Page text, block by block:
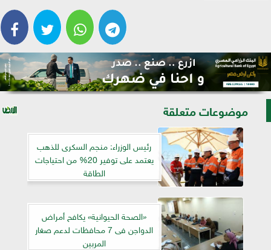
موضوعات متعلقة
رئيس الوزراء: منجم السكرى للذهب
يعتمد على توفير 20% من احتياجات
الطاقة
«الصحة الحيوانية» يكافح أمراض
الدواجن فى 7 محافظات لدعم صغار
المربين